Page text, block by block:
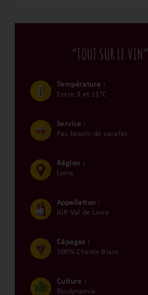
“TOUT SUR LE VIN”
Température :
Entre 9 et 11°C
Service :
Pas besoin de carafer.
Région :
Loire
Appellation :
IGP Val de Loire
Cépages :
100% Chenin Blanc
Culture :
Biodynamie